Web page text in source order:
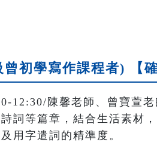
初學寫作課程者) 【確
12:30/陳馨老師、曾寶萱
詞等篇章，結合生活素材
用字遣詞的精準度。